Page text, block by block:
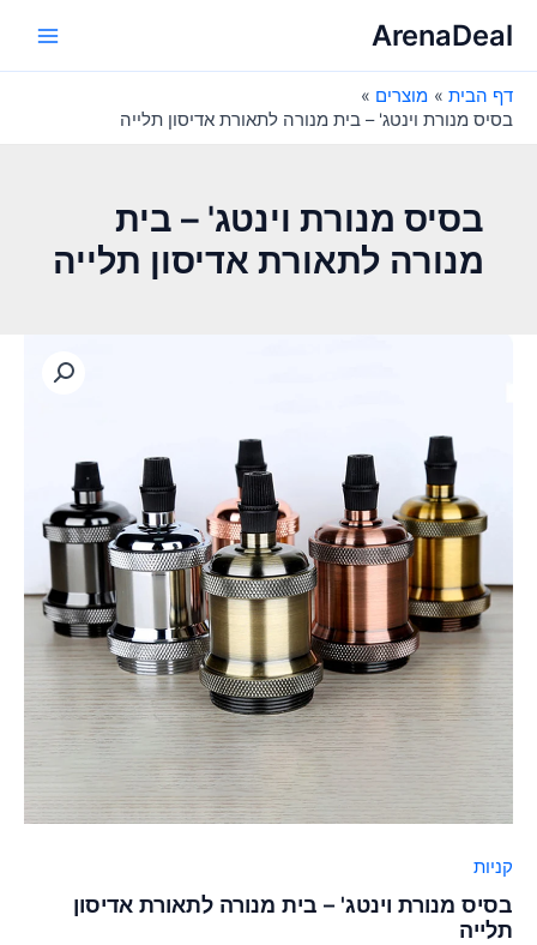
לתוכןArenaDeal
דף הבית
מוצרים
בסיס מנורת וינטג' – בית מנורה לתאורת אדיסון תלייה
בסיס מנורת וינטג' – בית
מנורה לתאורת אדיסון תלייה
קניות
בסיס מנורת וינטג' – בית מנורה לתאורת אדיסון
תלייה